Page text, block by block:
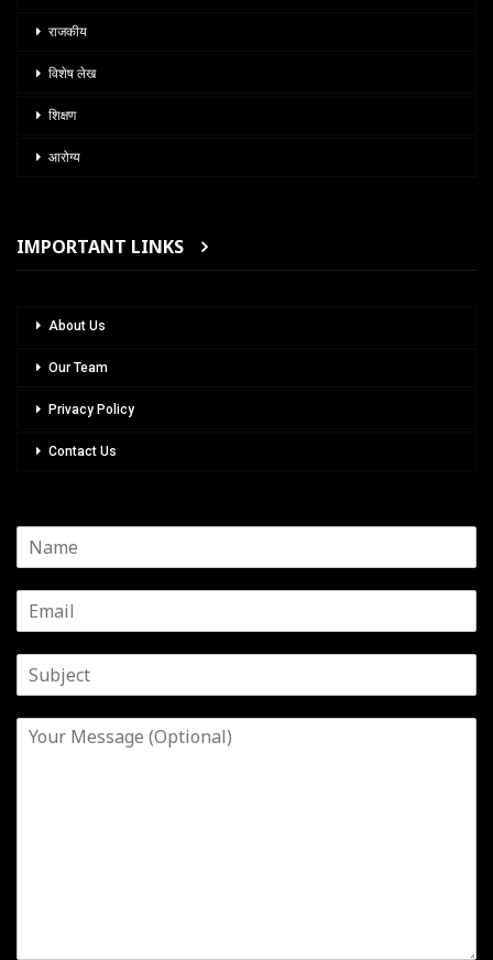
राजकीय
विशेष लेख
शिक्षण
आरोग्य
IMPORTANT LINKS
About Us
Our Team
Privacy Policy
Contact Us